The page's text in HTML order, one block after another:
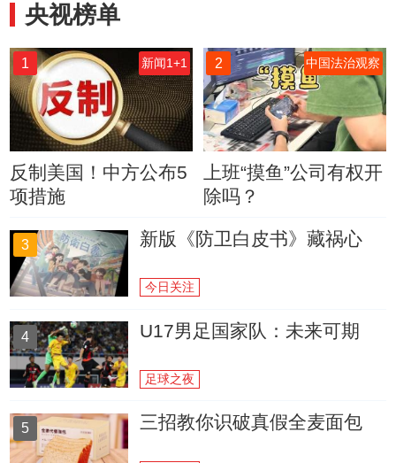
央视榜单
1 新闻1+1
反制美国！中方公布5
项措施
2 中国法治观察
上班“摸鱼”公司有权开
除吗？
3 新版《防卫白皮书》藏祸心
今日关注
4 U17男足国家队：未来可期
足球之夜
5 三招教你识破真假全麦面包